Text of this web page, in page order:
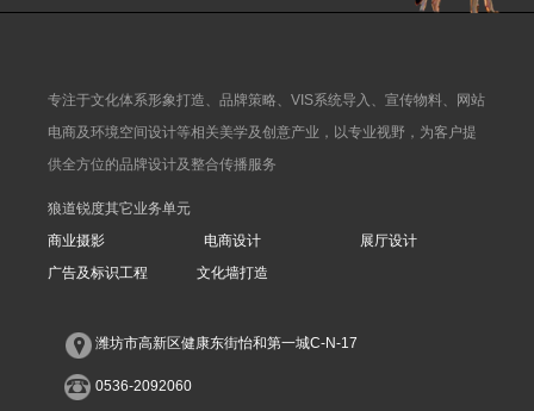
专注于文化体系形象打造、品牌策略、VIS系统导入、宣传物料、网站
电商及环境空间设计等相关美学及创意产业，以专业视野，为客户提
供全方位的品牌设计及整合传播服务
狼道锐度其它业务单元
商业摄影
电商设计
展厅设计
广告及标识工程
文化墙打造
潍坊市高新区健康东街怡和第一城C-N-17
0536-2092060